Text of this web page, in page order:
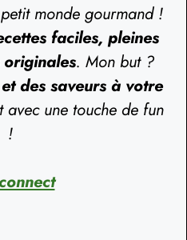
monde gourmand !
faciles, pleines
. Mon but ?
des saveurs à votre
avec une touche de fun
!